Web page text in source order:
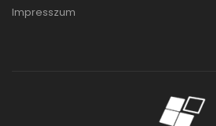
Impresszum